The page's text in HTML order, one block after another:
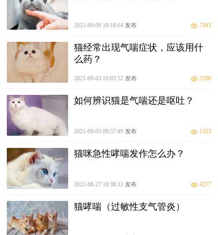
2021-09-09 18:18:04 发布 7343
猫经常出现气喘症状，应该用什
么药？
2021-09-03 10:03:52 发布 2196
如何辨识猫是气喘还是呕吐？
2021-09-03 09:57:49 发布 1323
猫咪急性哮喘发作怎么办？
2021-08-27 18:38:33 发布 4277
猫哮喘（过敏性支气管炎）